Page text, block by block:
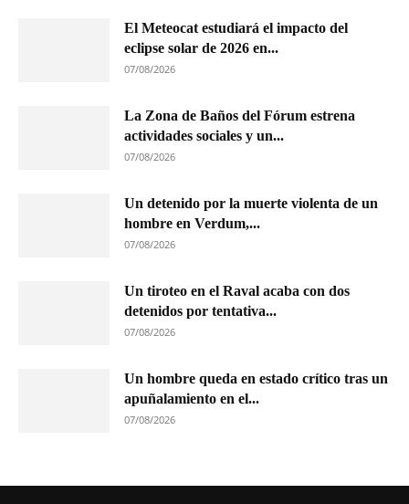
El Meteocat estudiará el impacto del
eclipse solar de 2026 en...
07/08/2026
La Zona de Baños del Fórum estrena
actividades sociales y un...
07/08/2026
Un detenido por la muerte violenta de un
hombre en Verdum,...
07/08/2026
Un tiroteo en el Raval acaba con dos
detenidos por tentativa...
07/08/2026
Un hombre queda en estado crítico tras un
apuñalamiento en el...
07/08/2026